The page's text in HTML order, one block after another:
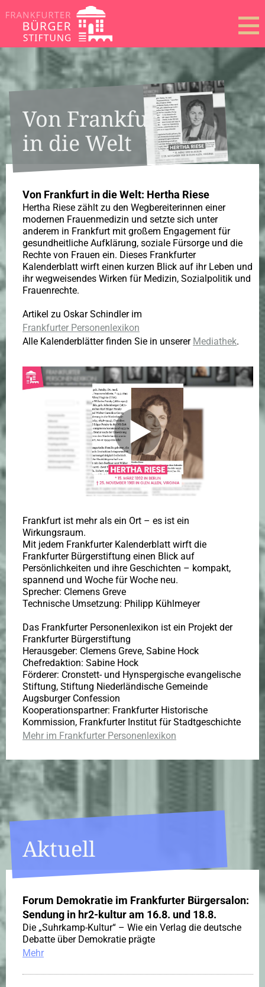
Von Frankfurt
in die Welt
Von Frankfurt in die Welt: Hertha Riese
Hertha Riese zählt zu den Wegbereiterinnen einer
modernen Frauenmedizin und setzte sich unter
anderem in Frankfurt mit großem Engagement für
gesundheitliche Aufklärung, soziale Fürsorge und die
Rechte von Frauen ein. Dieses Frankfurter
Kalenderblatt wirft einen kurzen Blick auf ihr Leben und
ihr wegweisendes Wirken für Medizin, Sozialpolitik und
Frauenrechte.
Artikel zu Oskar Schindler im
Frankfurter Personenlexikon
Alle Kalenderblätter finden Sie in unserer Mediathek.
Frankfurt ist mehr als ein Ort – es ist ein
Wirkungsraum.
Mit jedem Frankfurter Kalenderblatt wirft die
Frankfurter Bürgerstiftung einen Blick auf
Persönlichkeiten und ihre Geschichten – kompakt,
spannend und Woche für Woche neu.
Sprecher: Clemens Greve
Technische Umsetzung: Philipp Kühlmeyer
Das Frankfurter Personenlexikon ist ein Projekt der
Frankfurter Bürgerstiftung
Herausgeber: Clemens Greve, Sabine Hock
Chefredaktion: Sabine Hock
Förderer: Cronstett- und Hynspergische evangelische
Stiftung, Stiftung Niederländische Gemeinde
Augsburger Confession
Kooperationspartner: Frankfurter Historische
Kommission, Frankfurter Institut für Stadtgeschichte
Mehr im Frankfurter Personenlexikon
Aktuell
Forum Demokratie im Frankfurter Bürgersalon:
Sendung in hr2-kultur am 16.8. und 18.8.
Die „Suhrkamp-Kultur“ – Wie ein Verlag die deutsche
Debatte über Demokratie prägte
Mehr